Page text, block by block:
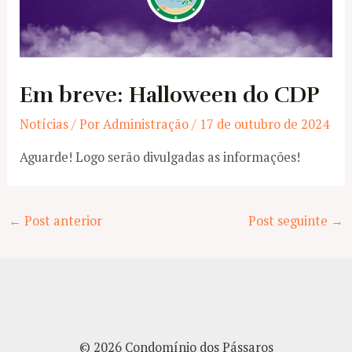
Em breve: Halloween do CDP
Notícias/ PorAdministração/ 17 de outubro de 2024
Aguarde! Logo serão divulgadas as informações!
Post
← Post anterior Post seguinte →
© 2026 Condomínio dos Pássaros